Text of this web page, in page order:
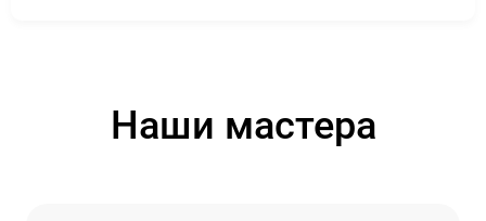
Наши мастера